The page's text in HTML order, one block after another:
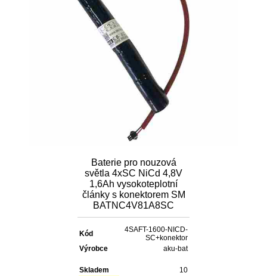
Baterie pro nouzová
světla 4xSC NiCd 4,8V
1,6Ah vysokoteplotní
články s konektorem SM
BATNC4V81A8SC
Kód
4SAFT-1600-NICD-
SC+konektor
Výrobce
aku-bat
Skladem
10